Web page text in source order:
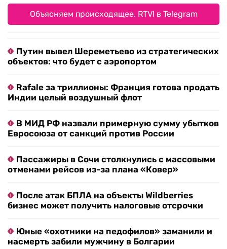
Объясняем происходящее. RTVI в Telegram
Путин вывел Шереметьево из стратегических
объектов: что будет с аэропортом
Rafale за триллионы: Франция готова продать
Индии целый воздушный флот
В МИД РФ назвали примерную сумму убытков
Евросоюза от санкций против России
Пассажиры в Сочи столкнулись с массовыми
отменами рейсов из-за плана «Ковер»
После атак БПЛА на объекты Wildberries
бизнес может получить налоговые отсрочки
Юные «охотники на педофилов» заманили и
насмерть забили мужчину в Болгарии